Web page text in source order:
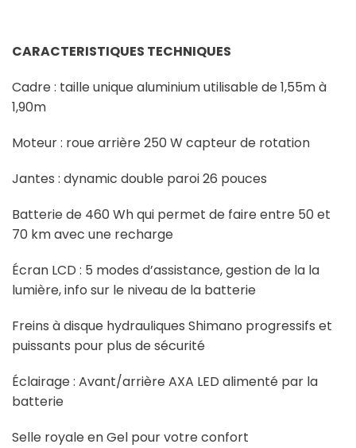
CARACTERISTIQUES TECHNIQUES
Cadre : taille unique aluminium utilisable de 1,55m à
1,90m
Moteur : roue arrière 250 W capteur de rotation
Jantes : dynamic double paroi 26 pouces
Batterie de 460 Wh qui permet de faire entre 50 et
70 km avec une recharge
Écran LCD : 5 modes d’assistance, gestion de la la
lumière, info sur le niveau de la batterie
Freins à disque hydrauliques Shimano progressifs et
puissants pour plus de sécurité
Éclairage : Avant/arrière AXA LED alimenté par la
batterie
Selle royale en Gel pour votre confort